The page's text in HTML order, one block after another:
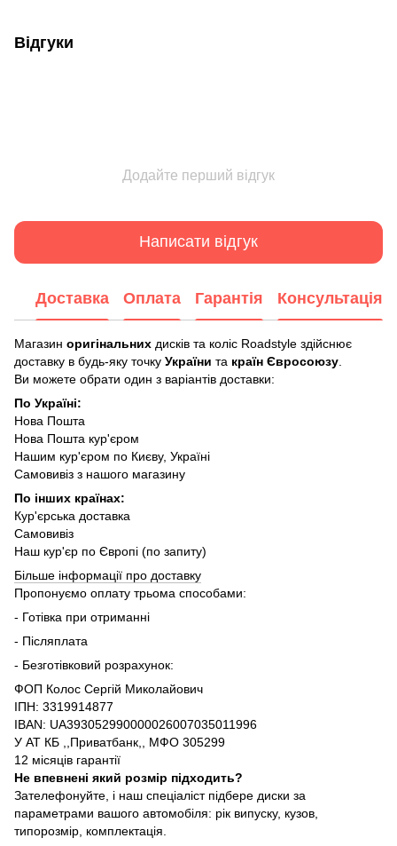
Відгуки
Додайте перший відгук
Написати відгук
Доставка Оплата Гарантія Консультація
Магазин оригінальних дисків та коліс Roadstyle здійснює
доставку в будь-яку точку України та країн Євросоюзу
Ви можете обрати один з варіантів доставки:
По Україні:
Нова Пошта
Нова Пошта кур'єром
Нашим кур'єром по Києву, Україні
Самовивіз з нашого магазину
По інших країнах:
Кур'єрська доставка
Самовивіз
Наш кур'єр по Європі (по запиту)
Більше інформації про доставку
Пропонуємо оплату трьома способами:
- Готівка при отриманні
- Післяплата
- Безготівковий розрахунок:
ФОП Колос Сергій Миколайович
ІПН: 3319914877
IBAN: UA393052990000026007035011996
У АТ КБ ,,Приватбанк,, МФО 305299
12 місяців гарантії
Не впевнені який розмір підходить?
Зателефонуйте, і наш спеціаліст підбере диски за
параметрами вашого автомобіля: рік випуску, кузов,
типорозмір, комплектація.